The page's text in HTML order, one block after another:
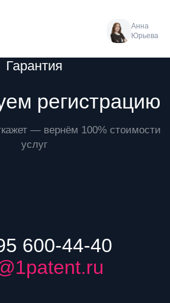
Анна
Юрьева
Гарантия
регистрацию
— вернём 100% стоимости
услуг
600-44-40